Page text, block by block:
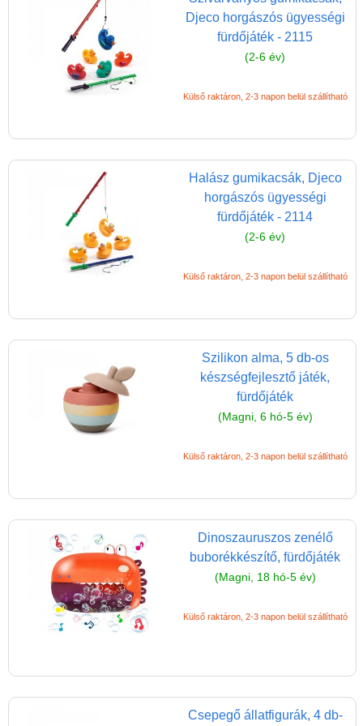
Djeco horgászós ügyességi
fürdőjáték - 2115
(2-6 év)
Külső raktáron, 2-3 napon belül szállítható
Halász gumikacsák, Djeco
horgászós ügyességi
fürdőjáték - 2114
(2-6 év)
Külső raktáron, 2-3 napon belül szállítható
Szilikon alma, 5 db-os
készségfejlesztő játék,
fürdőjáték
(Magni, 6 hó-5 év)
Külső raktáron, 2-3 napon belül szállítható
Dinoszauruszos zenélő
buborékkészítő, fürdőjáték
(Magni, 18 hó-5 év)
Külső raktáron, 2-3 napon belül szállítható
Csepegő állatfigurák, 4 db-
Montessori játékok
Mozgásfejlesztő játékok
Pasztell játékok
Papírszínház
Pixelhobby
Strandjátékok
Szerepjáték
(baba,autó,konyha,épület,..)
Tudományos játék
Ügyességi játékok
CSAK NÁLUNK - Egyedi
játékok